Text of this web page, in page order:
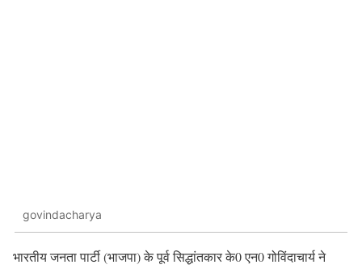
govindacharya
भारतीय जनता पार्टी (भाजपा) के पूर्व सिद्धांतकार के0 एन0 गोविंदाचार्य ने